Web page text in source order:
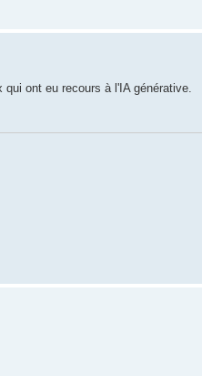
ont eu recours à l'IA générative.